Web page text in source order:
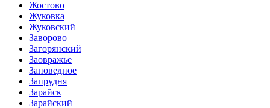
Жостово
Жуковка
Жуковский
Заворово
Загорянский
Заовражье
Заповедное
Запрудня
Зарайск
Зарайский